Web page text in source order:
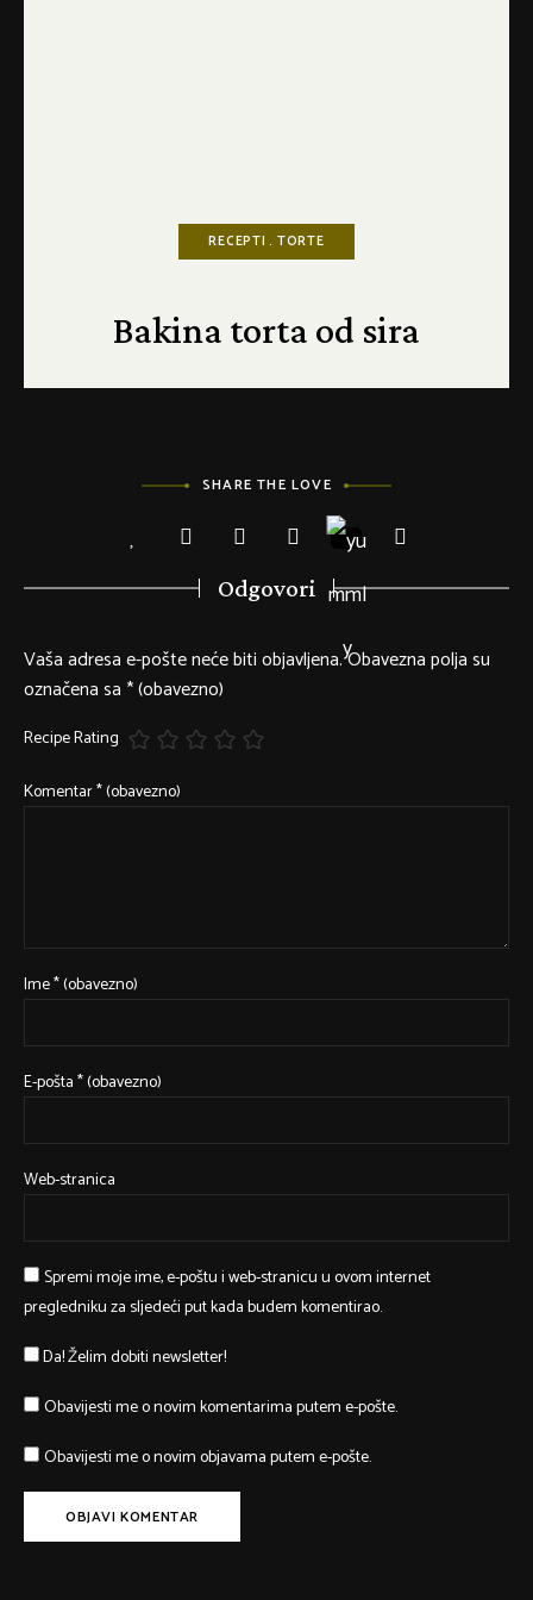
RECEPTI TORTE
Bakina torta od sira
SHARE THE LOVE
Odgovori
Vaša adresa e-pošte neće biti objavljena.Obavezna polja su
označena sa* (obavezno)
Recipe Rating
Komentar* (obavezno)
Ime* (obavezno)
E-pošta* (obavezno)
Web-stranica
Spremi moje ime, e-poštu i web-stranicu u ovom internet
pregledniku za sljedeći put kada budem komentirao.
Da! Želim dobiti newsletter!
Obavijesti me o novim komentarima putem e-pošte.
Obavijesti me o novim objavama putem e-pošte.